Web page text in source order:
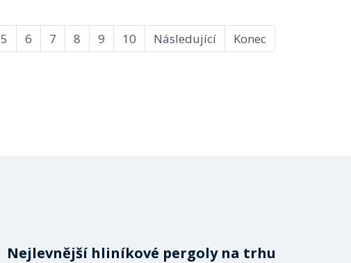
5 6 7 8 9 10 Následující Konec
Nejlevnější hliníkové pergoly na trhu